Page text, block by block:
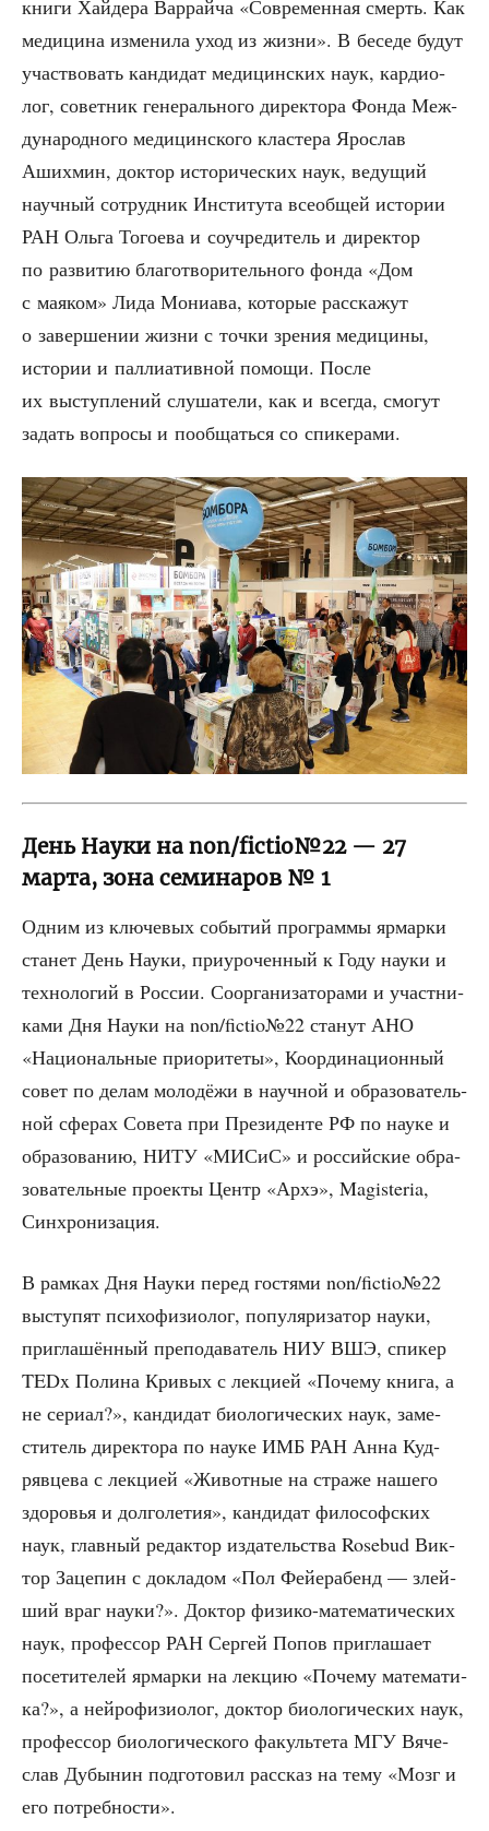
кни­ги Хай­де­ра Вар­рай­ча «Совре­мен­ная смерть. Как
меди­ци­на изме­ни­ла уход из жиз­ни». В бесе­де будут
участ­во­вать кан­ди­дат меди­цин­ских наук, кар­дио­
лог, совет­ник гене­раль­но­го дирек­то­ра Фон­да Меж­
ду­на­род­но­го меди­цин­ско­го кла­сте­ра Яро­слав
Аших­мин, док­тор исто­ри­че­ских наук, веду­щий
науч­ный сотруд­ник Инсти­ту­та все­об­щей исто­рии
РАН Оль­га Того­е­ва и соучре­ди­тель и дирек­тор
по раз­ви­тию бла­го­тво­ри­тель­но­го фон­да «Дом
с мая­ком» Лида Мониа­ва, кото­рые рас­ска­жут
о завер­ше­нии жиз­ни с точ­ки зре­ния меди­ци­ны,
исто­рии и пал­ли­а­тив­ной помо­щи. После
их выступ­ле­ний слу­ша­те­ли, как и все­гда, смо­гут
задать вопро­сы и пооб­щать­ся со спикерами.
День Науки на non/fictio№22 — 27
марта, зона семинаров № 1
Одним из клю­че­вых собы­тий про­грам­мы ярмар­ки
ста­нет День Нау­ки, при­уро­чен­ный к Году нау­ки и
тех­но­ло­гий в Рос­сии. Соор­га­ни­за­то­ра­ми и участ­ни­
ка­ми Дня Нау­ки на non/fictio№22 ста­нут АНО
«Наци­о­наль­ные при­о­ри­те­ты», Коор­ди­на­ци­он­ный
совет по делам моло­дё­жи в науч­ной и обра­зо­ва­тель­
ной сфе­рах Сове­та при Пре­зи­ден­те РФ по нау­ке и
обра­зо­ва­нию, НИТУ «МИСиС» и рос­сий­ские обра­
зо­ва­тель­ные про­ек­ты Центр «Архэ», Magisteria,
Синхронизация.
В рам­ках Дня Нау­ки перед гостя­ми non/fictio№22
высту­пят пси­хо­фи­зио­лог, попу­ля­ри­за­тор нау­ки,
при­гла­шён­ный пре­по­да­ва­тель НИУ ВШЭ, спи­кер
TEDx Поли­на Кри­вых с лек­ци­ей «Поче­му кни­га, а
не сери­ал?», кан­ди­дат био­ло­ги­че­ских наук, заме­
сти­тель дирек­то­ра по нау­ке ИМБ РАН Анна Куд­
ряв­це­ва с лек­ци­ей «Живот­ные на стра­же наше­го
здо­ро­вья и дол­го­ле­тия», кан­ди­дат фило­соф­ских
наук, глав­ный редак­тор изда­тель­ства Rosebud Вик­
тор Заце­пин с докла­дом «Пол Фей­е­ра­бенд — злей­
ший враг нау­ки?». Док­тор физи­ко-мате­ма­ти­че­ских
наук, про­фес­сор РАН Сер­гей Попов при­гла­ша­ет
посе­ти­те­лей ярмар­ки на лек­цию «Поче­му мате­ма­ти­
ка?», а ней­ро­фи­зио­лог, док­тор био­ло­ги­че­ских наук,
про­фес­сор био­ло­ги­че­ско­го факуль­те­та МГУ Вяче­
слав Дубы­нин под­го­то­вил рас­сказ на тему «Мозг и
его потребности».